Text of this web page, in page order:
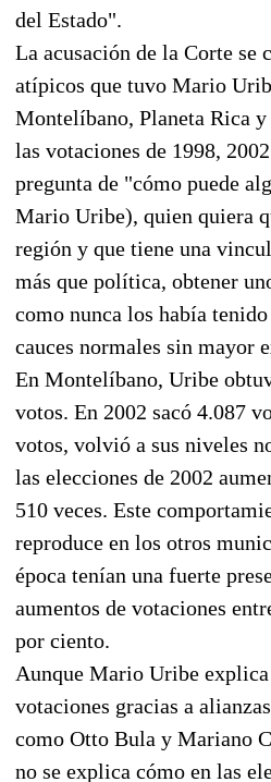
del Estado".
La acusación de la Corte se
atípicos que tuvo Mario
Montelíbano, Planeta Rica
las votaciones de 1998,
pregunta de "cómo puede
Mario Uribe), quien quiera
región y que tiene una
más que política, obtener
como nunca los había
cauces normales sin mayor
En Montelíbano, Uribe
votos. En 2002 sacó 4.087
votos, volvió a sus niveles
las elecciones de 2002
510 veces. Este
reproduce en los otros
época tenían una fuerte
aumentos de votaciones
por ciento.
Aunque Mario Uribe explica
votaciones gracias a
como Otto Bula y Mariano
no se explica cómo en las